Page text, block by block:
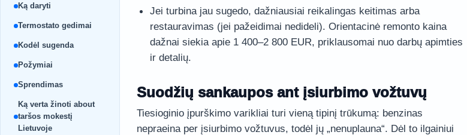
Ką daryti
Termostato gedimai
Kodėl sugenda
Požymiai
Sprendimas
Ką verta žinoti about
taršos mokestį
Lietuvoje
Jei turbina jau sugedo, dažniausiai reikalingas keitimas arba
restauravimas (jei pažeidimai nedideli). Orientacinė remonto kaina
dažnai siekia apie 1 400–2 800 EUR, priklausomai nuo darbų apimties
ir detalių.
Suodžių sankaupos ant įsiurbimo vožtuvų
Tiesioginio įpurškimo varikliai turi vieną tipinį trūkumą: benzinas
nepraeina per įsiurbimo vožtuvus, todėl jų „nenuplauna“. Dėl to ilgainiui